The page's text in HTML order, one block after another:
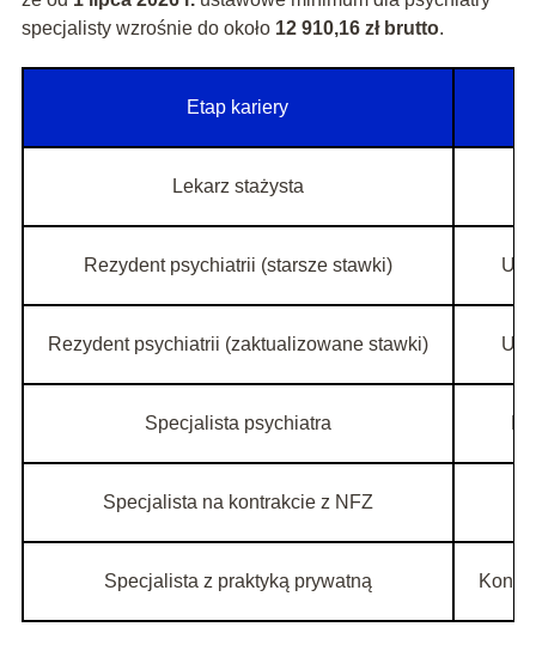
specjalisty wzrośnie do około 12 910,16 zł brutto.
Etap kariery
Lekarz stażysta
Rezydent psychiatrii (starsze stawki)
Rezydent psychiatrii (zaktualizowane stawki)
Specjalista psychiatra
Specjalista na kontrakcie z NFZ
Specjalista z praktyką prywatną